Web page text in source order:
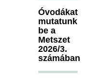
Óvodákat
mutatunk
be a
Metszet
2026/3.
számában